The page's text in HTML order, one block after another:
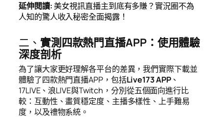
延伸閱讀: 美女視訊直播主到底有多賺？實況圈不為
人知的驚人收入秘密全面揭露！
二、 實測四款熱門直播APP：使用體驗
深度剖析
為了讓大家更好理解各平台的差異，我們實際下載並
體驗了四款熱門直播APP，包括Live173 APP、
17LIVE、浪LIVE與Twitch，分別從五個面向進行比
較：互動性、畫質穩定度、主播多樣性、上手難易
度，以及禮物系統。